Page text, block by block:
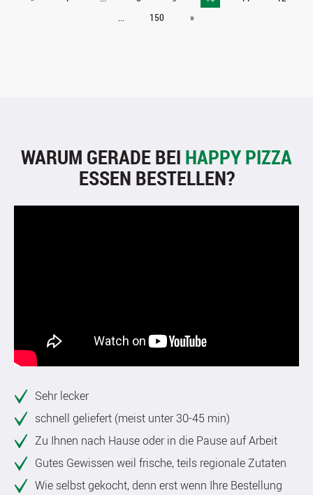
...
150 »
WARUM GERADE BEI HAPPY PIZZA
ESSEN BESTELLEN?
Sehr lecker
schnell geliefert (meist unter 30-45 min)
Zu Ihnen nach Hause oder in die Pause auf Arbeit
Gutes Gewissen weil frische, teils regionale Zutaten
Wie selbst gekocht, denn erst wenn Ihre Bestellung